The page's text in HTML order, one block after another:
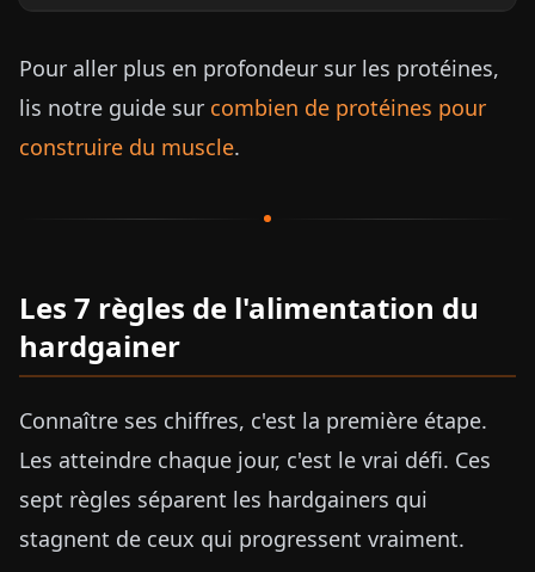
Pour aller plus en profondeur sur les protéines,
lis notre guide sur combien de protéines pour
construire du muscle.
Les 7 règles de l'alimentation du
hardgainer
Connaître ses chiffres, c'est la première étape.
Les atteindre chaque jour, c'est le vrai défi. Ces
sept règles séparent les hardgainers qui
stagnent de ceux qui progressent vraiment.